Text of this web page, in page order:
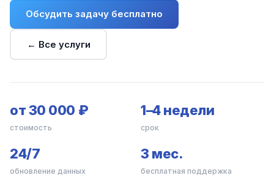
Обсудить задачу бесплатно
← Все услуги
от 30 000 ₽
стоимость
1–4 недели
срок
24/7
обновление данных
3 мес.
бесплатная поддержка